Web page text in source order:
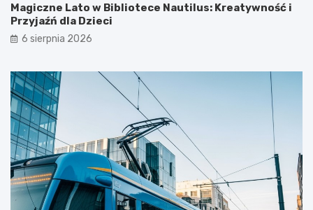
Magiczne Lato w Bibliotece Nautilus: Kreatywność i
Przyjaźń dla Dzieci
6 sierpnia 2026